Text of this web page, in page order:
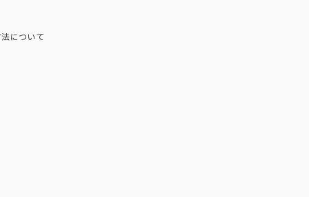
について